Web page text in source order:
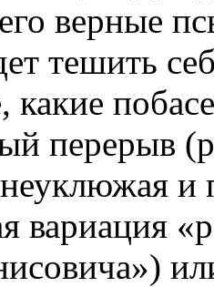
верные
тешить
какие
перерыв
и
вариация